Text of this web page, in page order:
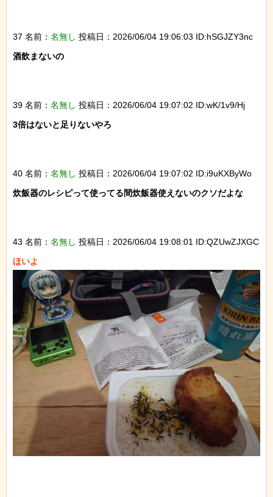
37 名前： 名無し 投稿日：2026/06/04 19:06:03 ID:hSGJZY3nc
酒飲まないの
39 名前： 名無し 投稿日：2026/06/04 19:07:02 ID:wK/1v9/Hj
3倍はないと足りないやろ
40 名前： 名無し 投稿日：2026/06/04 19:07:02 ID:i9uKXByWo
炊飯器のレシピって使ってる間炊飯器使えないのクソだよな
43 名前： 名無し 投稿日：2026/06/04 19:08:01 ID:QZUwZJXGC